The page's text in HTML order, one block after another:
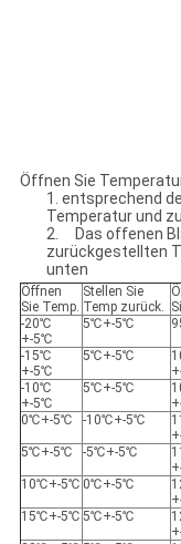
Öffnen Sie
1. entsprechend
Temperatur und
2. Das offenen
zurückgestellten
unten
Öffnen
Sie Temp.
Stellen Sie
Temp zurück.
-20℃
+-5℃
5℃+-5℃
-15℃
+-5℃
5℃+-5℃
-10℃
+-5℃
5℃+-5℃
0℃+-5℃ -10℃+-5℃
5℃+-5℃ -5℃+-5℃
10℃+-5℃ 0℃+-5℃
15℃+-5℃ 5℃+-5℃